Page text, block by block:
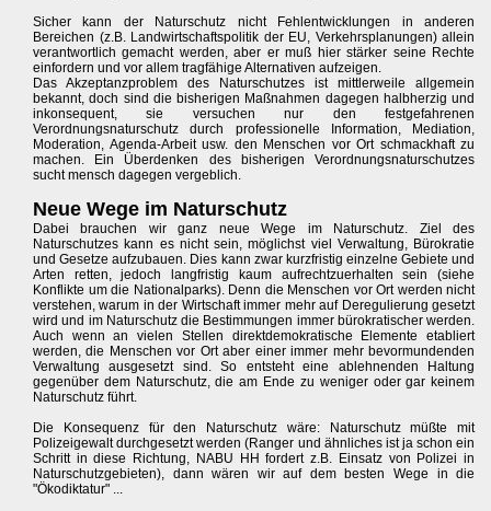
Sicher kann der Naturschutz nicht Fehlentwicklungen in anderen
Bereichen (z.B. Landwirtschaftspolitik der EU, Verkehrsplanungen) allein
verantwortlich gemacht werden, aber er muß hier stärker seine Rechte
einfordern und vor allem tragfähige Alternativen aufzeigen.
Das Akzeptanzproblem des Naturschutzes ist mittlerweile allgemein
bekannt, doch sind die bisherigen Maßnahmen dagegen halbherzig und
inkonsequent, sie versuchen nur den festgefahrenen
Verordnungsnaturschutz durch professionelle Information, Mediation,
Moderation, Agenda-Arbeit usw. den Menschen vor Ort schmackhaft zu
machen. Ein Überdenken des bisherigen Verordnungsnaturschutzes
sucht mensch dagegen vergeblich.
Neue Wege im Naturschutz
Dabei brauchen wir ganz neue Wege im Naturschutz. Ziel des
Naturschutzes kann es nicht sein, möglichst viel Verwaltung, Bürokratie
und Gesetze aufzubauen. Dies kann zwar kurzfristig einzelne Gebiete und
Arten retten, jedoch langfristig kaum aufrechtzuerhalten sein (siehe
Konflikte um die Nationalparks). Denn die Menschen vor Ort werden nicht
verstehen, warum in der Wirtschaft immer mehr auf Deregulierung gesetzt
wird und im Naturschutz die Bestimmungen immer bürokratischer werden.
Auch wenn an vielen Stellen direktdemokratische Elemente etabliert
werden, die Menschen vor Ort aber einer immer mehr bevormundenden
Verwaltung ausgesetzt sind. So entsteht eine ablehnenden Haltung
gegenüber dem Naturschutz, die am Ende zu weniger oder gar keinem
Naturschutz führt.
Die Konsequenz für den Naturschutz wäre: Naturschutz müßte mit
Polizeigewalt durchgesetzt werden (Ranger und ähnliches ist ja schon ein
Schritt in diese Richtung, NABU HH fordert z.B. Einsatz von Polizei in
Naturschutzgebieten), dann wären wir auf dem besten Wege in die
"Ökodiktatur" ...